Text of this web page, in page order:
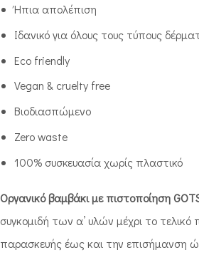
Ήπια απολέπιση
Ιδανικό για όλους τους τύπους
Eco friendly
Vegan & cruelty free
Βιοδιασπώμενο
Zero waste
100% συσκευασία χωρίς πλαστικό
Οργανικό βαμβάκι με πιστοποίηση
συγκομιδή των α’ υλών μέχρι το
παρασκευής έως και την επισήμανση